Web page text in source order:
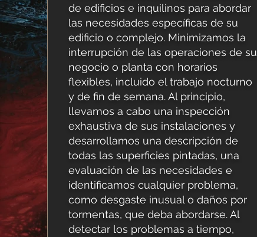
de edificios e inquilinos para abordar
las necesidades específicas de su
edificio o complejo. Minimizamos la
interrupción de las operaciones de su
negocio o planta con horarios
flexibles, incluido el trabajo nocturno
y de fin de semana. Al principio,
llevamos a cabo una inspección
exhaustiva de sus instalaciones y
desarrollamos una descripción de
todas las superficies pintadas, una
evaluación de las necesidades e
identificamos cualquier problema,
como desgaste inusual o daños por
tormentas, que deba abordarse. Al
detectar los problemas a tiempo,